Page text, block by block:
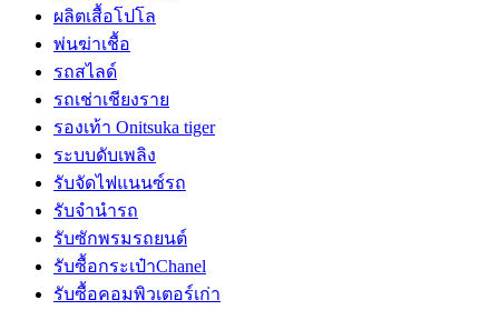
ผลิตเสื้อโปโล
พ่นฆ่าเชื้อ
รถสไลด์
รถเช่าเชียงราย
รองเท้า Onitsuka tiger
ระบบดับเพลิง
รับจัดไฟแนนซ์รถ
รับจำนำรถ
รับซักพรมรถยนต์
รับซื้อกระเป๋าChanel
รับซื้อคอมพิวเตอร์เก่า